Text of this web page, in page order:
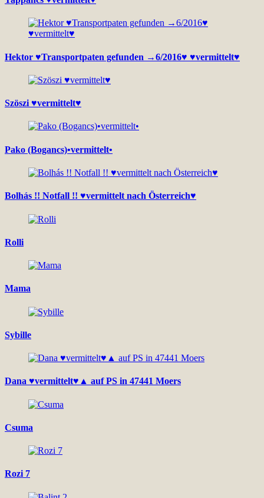
Hektor ♥Transportpaten gefunden →6/2016♥ ♥vermittelt♥
Szöszi ♥vermittelt♥
Pako (Bogancs)•vermittelt•
Bolhás !! Notfall !! ♥vermittelt nach Österreich♥
Rolli
Mama
Sybille
Dana ♥vermittelt♥▲ auf PS in 47441 Moers
Csuma
Rozi 7